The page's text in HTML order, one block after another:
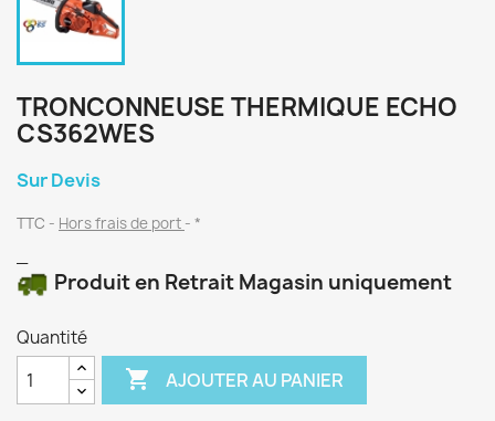
TRONCONNEUSE THERMIQUE ECHO
CS362WES
Sur Devis
TTC Hors frais de port *
Produit en Retrait Magasin uniquement
Quantité
 AJOUTER AU PANIER